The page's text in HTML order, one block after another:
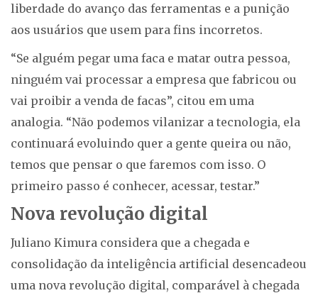
liberdade do avanço das ferramentas e a punição
aos usuários que usem para fins incorretos.
“Se alguém pegar uma faca e matar outra pessoa,
ninguém vai processar a empresa que fabricou ou
vai proibir a venda de facas”, citou em uma
analogia. “Não podemos vilanizar a tecnologia, ela
continuará evoluindo quer a gente queira ou não,
temos que pensar o que faremos com isso. O
primeiro passo é conhecer, acessar, testar.”
Nova revolução digital
Juliano Kimura considera que a chegada e
consolidação da inteligência artificial desencadeou
uma nova revolução digital, comparável à chegada